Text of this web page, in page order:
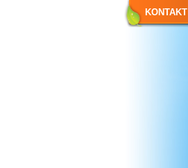
KONTAKT